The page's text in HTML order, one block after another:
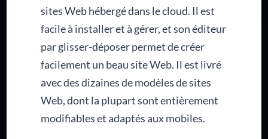
sites Web hébergé dans le cloud. Il est
facile à installer et à gérer, et son éditeur
par glisser-déposer permet de créer
facilement un beau site Web. Il est livré
avec des dizaines de modèles de sites
Web, dont la plupart sont entièrement
modifiables et adaptés aux mobiles.